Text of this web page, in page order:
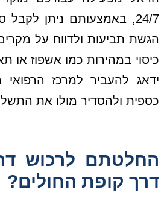
24/7, באמצעותם ניתן לקבל
הגשת תביעות ולדווח על
כיסוי במהירות כמו אשפוז או
ידאג להעביר למרכז
כספית ולהסדיר מולו את
החלטתם לרכוש
דרך קופת החולים?